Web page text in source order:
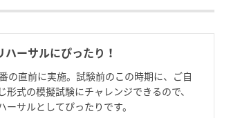
ーサルにぴったり！
の直前に実施。試験前のこの時期に、ご自
形式の模擬試験にチャレンジできるので、
ーサルとしてぴったりです。